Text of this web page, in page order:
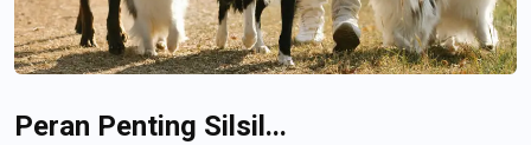
Peran Penting Silsil...